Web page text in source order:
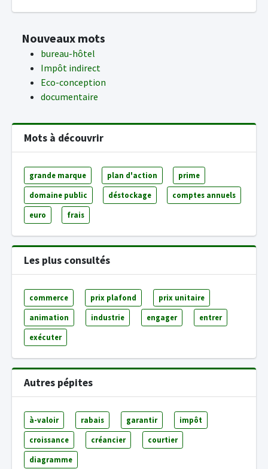
Nouveaux mots
bureau-hôtel
Impôt indirect
Eco-conception
documentaire
Mots à découvrir
grande marque plan d'action prime
domaine public déstockage comptes annuels
euro frais
Les plus consultés
commerce prix plafond prix unitaire
animation industrie engager entrer
exécuter
Autres pépites
à-valoir rabais garantir impôt
croissance créancier courtier
diagramme